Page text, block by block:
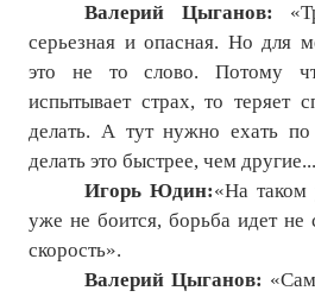
Валерий Цыганов:
серьезная и опасная. Но для
это не то слово. Потому
испытывает страх, то теряет
делать. А тут нужно ехать по
делать это быстрее, чем
Игорь Юдин:«На таком
уже не боится, борьба идет не
скорость».
Валерий Цыганов: